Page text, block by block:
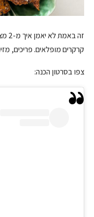
זה
קרקרים מופלאים. פריכים,
צפו בסרטון הכנה: